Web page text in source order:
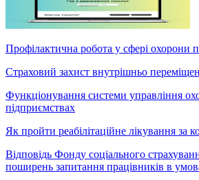
Профілактична робота у сфері охорони
Страховий захист внутрішньо
Функціонування системи управління
підприємствах
Як пройти реабілітаційне лікування за
Відповідь Фонду соціального
поширень запитання працівників в